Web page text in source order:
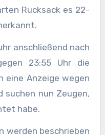
Rucksack es 22-
anschließend nach
23:55 Uhr die
eine Anzeige wegen
suchen nun Zeugen,
habe.
werden beschrieben